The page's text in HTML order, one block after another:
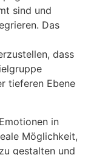
sind und
Das
dass
tieferen Ebene
in
Möglichkeit,
gestalten und